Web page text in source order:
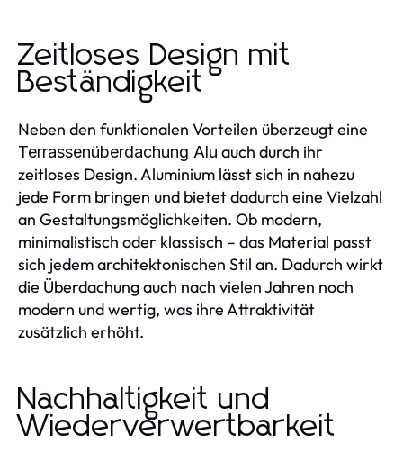
Zeitloses Design mit
Beständigkeit
Neben den funktionalen Vorteilen überzeugt eine
Terrassenüberdachung Alu auch durch ihr
zeitloses Design. Aluminium lässt sich in nahezu
jede Form bringen und bietet dadurch eine Vielzahl
an Gestaltungsmöglichkeiten. Ob modern,
minimalistisch oder klassisch – das Material passt
sich jedem architektonischen Stil an. Dadurch wirkt
die Überdachung auch nach vielen Jahren noch
modern und wertig, was ihre Attraktivität
zusätzlich erhöht.
Nachhaltigkeit und
Wiederverwertbarkeit